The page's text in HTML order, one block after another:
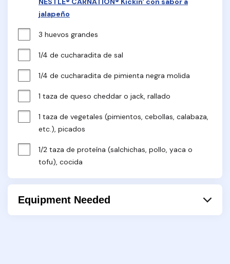
jalapeño
3 huevos grandes
1/4 de cucharadita de sal
1/4 de cucharadita de pimienta negra molida
1 taza de queso cheddar o jack, rallado
1 taza de vegetales (pimientos, cebollas, calabaza,
etc.), picados
1/2 taza de proteína (salchichas, pollo, yaca o
tofu), cocida
Equipment Needed